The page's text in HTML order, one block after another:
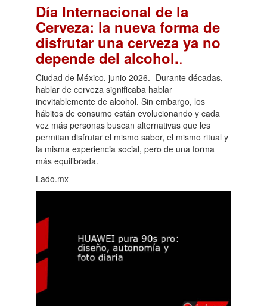
Día Internacional de la
Cerveza: la nueva forma de
disfrutar una cerveza ya no
depende del alcohol..
Ciudad de México, junio 2026.- Durante décadas,
hablar de cerveza significaba hablar
inevitablemente de alcohol. Sin embargo, los
hábitos de consumo están evolucionando y cada
vez más personas buscan alternativas que les
permitan disfrutar el mismo sabor, el mismo ritual y
la misma experiencia social, pero de una forma
más equilibrada.
Lado.mx